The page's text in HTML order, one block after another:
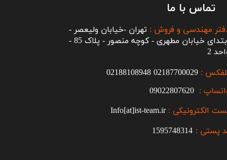
تماس با ما
:
02187700029
02188108948
الکترونیکی :Info[at]ist-team.ir
:
مهندسی و فروش : تهران -خیابان ولیعصر -
ابتدای خیابان مطهری - کوچه منصور - پلاک 85 -
2
پستی : 1595748314